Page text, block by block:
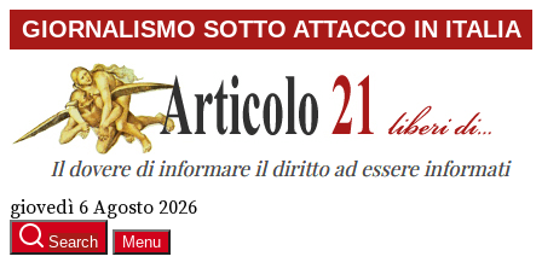
Skip
to
content
GIORNALISMO SOTTO ATTACCO IN ITALIA
giovedì 6 Agosto 2026
Search Menu